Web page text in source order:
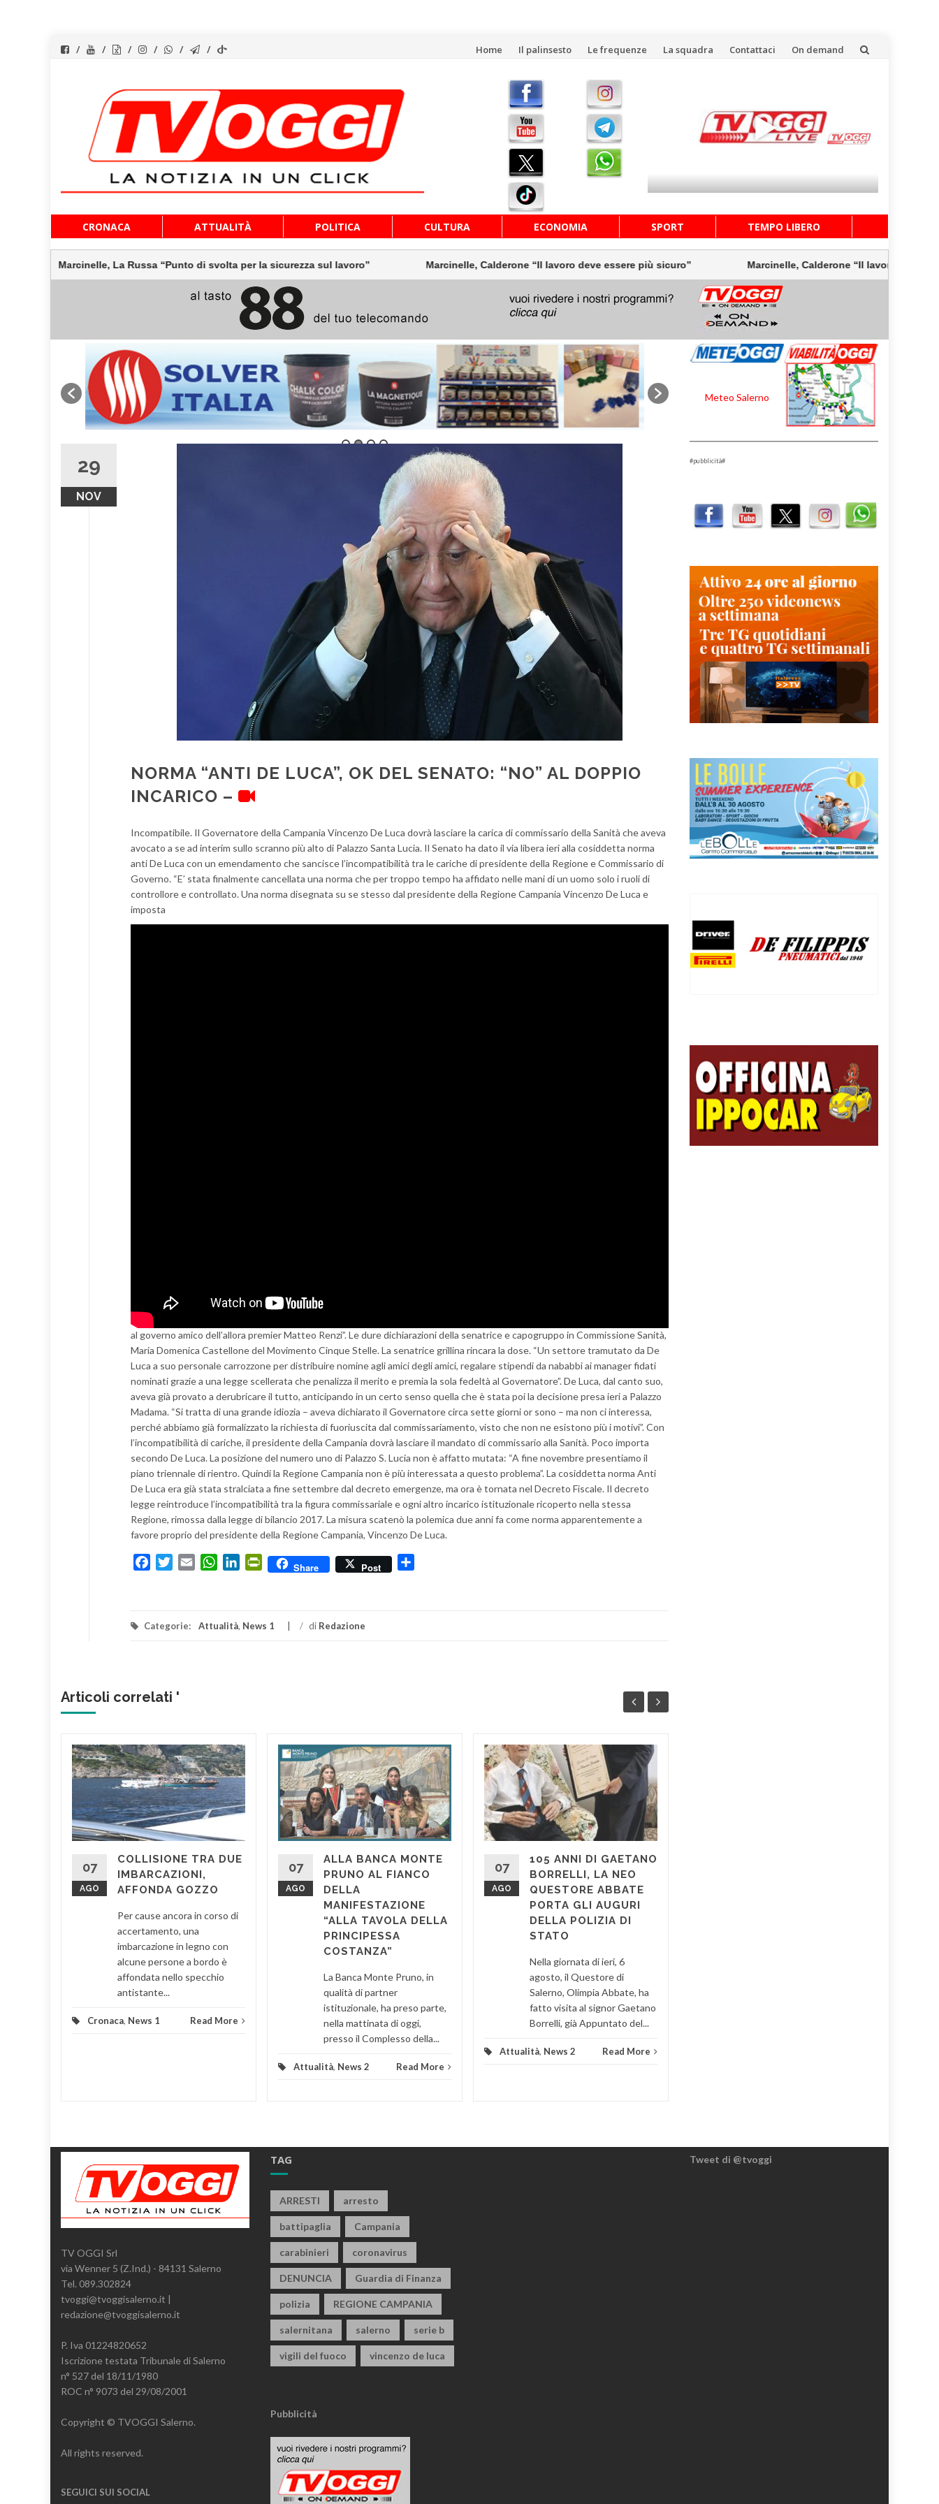
Vai
contenuto
Home Il palinsesto Le frequenze La squadra Contattaci On demand
al
contenuto
CRONACA ATTUALITÀ POLITICA CULTURA ECONOMIA SPORT TEMPO LIBERO
Marcinelle, La Russa “Punto di svolta per la sicurezza sul lavoro” Marcinelle, Calderone “Il lavoro deve essere più sicuro” Marcinelle, Calderone “Il lavoro deve essere più
29
NOV
NORMA “ANTI DE LUCA”, OK DEL SENATO: “NO” AL DOPPIO
INCARICO –
Incompatibile. Il Governatore della Campania Vincenzo De Luca dovrà lasciare la carica di commissario della Sanità che aveva
avocato a se ad interim sullo scranno più alto di Palazzo Santa Lucia. Il Senato ha dato il via libera ieri alla cosiddetta norma
anti De Luca con un emendamento che sancisce l’incompatibilità tra le cariche di presidente della Regione e Commissario di
Governo. “E’ stata finalmente cancellata una norma che per troppo tempo ha affidato nelle mani di un uomo solo i ruoli di
controllore e controllato. Una norma disegnata su se stesso dal presidente della Regione Campania Vincenzo De Luca e
imposta
al governo amico dell’allora premier Matteo Renzi”. Le dure dichiarazioni della senatrice e capogruppo in Commissione Sanità,
Maria Domenica Castellone del Movimento Cinque Stelle. La senatrice grillina rincara la dose. “Un settore tramutato da De
Luca a suo personale carrozzone per distribuire nomine agli amici degli amici, regalare stipendi da nababbi ai manager fidati
nominati grazie a una legge scellerata che penalizza il merito e premia la sola fedeltà al Governatore”. De Luca, dal canto suo,
aveva già provato a derubricare il tutto, anticipando in un certo senso quella che è stata poi la decisione presa ieri a Palazzo
Madama. “Si tratta di una grande idiozia – aveva dichiarato il Governatore circa sette giorni or sono – ma non ci interessa,
perché abbiamo già formalizzato la richiesta di fuoriuscita dal commissariamento, visto che non ne esistono più i motivi”. Con
l’incompatibilità di cariche, il presidente della Campania dovrà lasciare il mandato di commissario alla Sanità. Poco importa
secondo De Luca. La posizione del numero uno di Palazzo S. Lucia non è affatto mutata: “A fine novembre presentiamo il
piano triennale di rientro. Quindi la Regione Campania non è più interessata a questo problema”. La cosiddetta norma Anti
De Luca era già stata stralciata a fine settembre dal decreto emergenze, ma ora è tornata nel Decreto Fiscale. Il decreto
legge reintroduce l’incompatibilità tra la figura commissariale e ogni altro incarico istituzionale ricoperto nella stessa
Regione, rimossa dalla legge di bilancio 2017. La misura scatenò la polemica due anni fa come norma apparentemente a
favore proprio del presidente della Regione Campania, Vincenzo De Luca.
FacebookTwitterEmail WhatsApp
LinkedInPrintFriendly
Share Post
Categorie: Attualità, News 1 / di Redazione
Articoli correlati '
07
AGO
COLLISIONE TRA DUE
IMBARCAZIONI,
AFFONDA GOZZO
Per cause ancora in corso di
accertamento, una
imbarcazione in legno con
alcune persone a bordo è
affondata nello specchio
antistante...
Cronaca, News 1 Read More
07
AGO
ALLA BANCA MONTE
PRUNO AL FIANCO
DELLA
MANIFESTAZIONE
“ALLA TAVOLA DELLA
PRINCIPESSA
COSTANZA”
La Banca Monte Pruno, in
qualità di partner
istituzionale, ha preso parte,
nella mattinata di oggi,
presso il Complesso della...
Attualità, News 2 Read More
07
AGO
105 ANNI DI GAETANO
BORRELLI, LA NEO
QUESTORE ABBATE
PORTA GLI AUGURI
DELLA POLIZIA DI
STATO
Nella giornata di ieri, 6
agosto, il Questore di
Salerno, Olimpia Abbate, ha
fatto visita al signor Gaetano
Borrelli, già Appuntato del...
Attualità, News 2 Read More
Meteo Salerno
#pubblicità#
TV OGGI Srl
via Wenner 5 (Z.Ind.) - 84131 Salerno
Tel. 089.302824
tvoggi@tvoggisalerno.it |
redazione@tvoggisalerno.it
P. Iva 01224820652
Iscrizione testata Tribunale di Salerno
n° 527 del 18/11/1980
ROC n° 9073 del 29/08/2001
Copyright © TVOGGI Salerno.
All rights reserved.
SEGUICI SUI SOCIAL
TAG
ARRESTI arresto
battipaglia Campania
carabinieri coronavirus
DENUNCIA Guardia di Finanza
polizia REGIONE CAMPANIA
salernitana salerno serie b
vigili del fuoco vincenzo de luca
Pubblicità
Tweet di @tvoggi